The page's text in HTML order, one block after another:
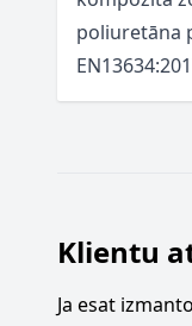
poliuretāna
Klientu
Ja esat